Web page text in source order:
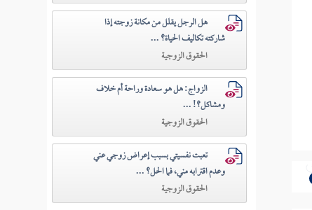
هل الرجل يقلل من مكانة زوجته إذا
شاركته تكاليف الحياة؟ ...
الحقوق الزوجية
الزواج: هل هو سعادة وراحة أم خلاف
ومشاكل؟! ...
الحقوق الزوجية
تعبت نفسيتي بسبب إعراض زوجي عني
وعدم اقترابه مني، فما الحل؟ ...
الحقوق الزوجية